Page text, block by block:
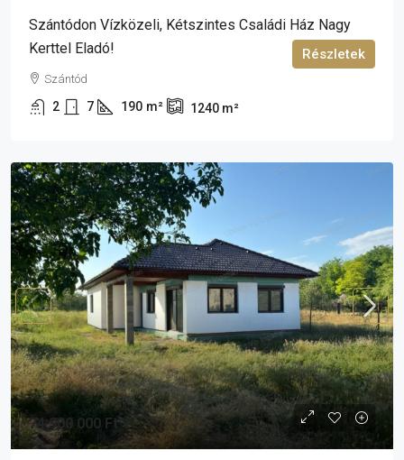
Szántódon Vízközeli, Kétszintes Családi Ház Nagy
Kerttel Eladó!
Szántód
2 7 190 m² 1240 m²
Részletek
74 900 000 Ft